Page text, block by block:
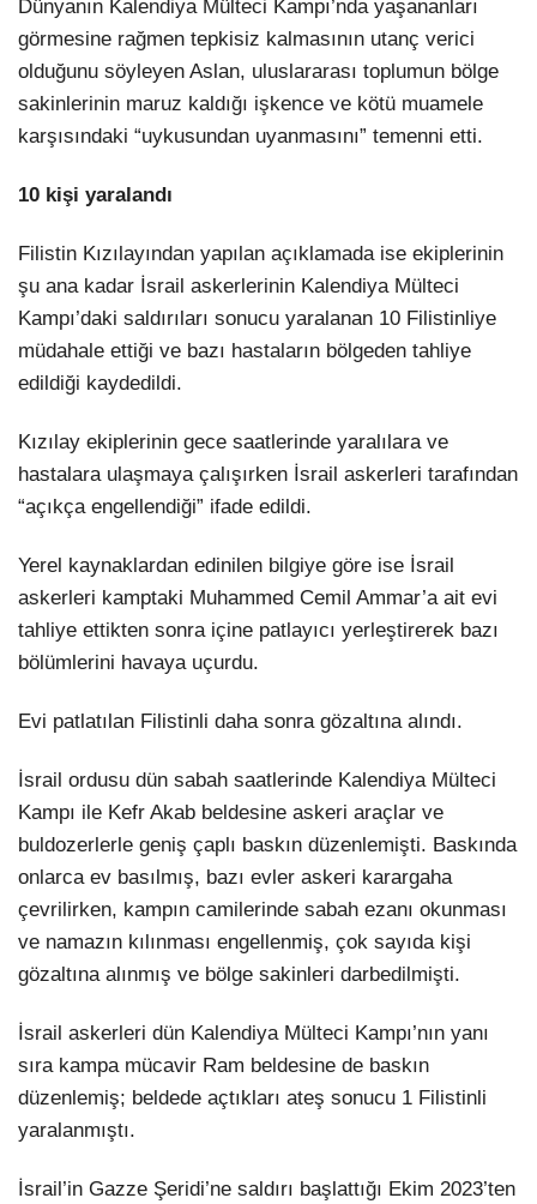
Dünyanın Kalendiya Mülteci Kampı’nda yaşananları
görmesine rağmen tepkisiz kalmasının utanç verici
olduğunu söyleyen Aslan, uluslararası toplumun bölge
sakinlerinin maruz kaldığı işkence ve kötü muamele
karşısındaki “uykusundan uyanmasını” temenni etti.
10 kişi yaralandı
Filistin Kızılayından yapılan açıklamada ise ekiplerinin
şu ana kadar İsrail askerlerinin Kalendiya Mülteci
Kampı’daki saldırıları sonucu yaralanan 10 Filistinliye
müdahale ettiği ve bazı hastaların bölgeden tahliye
edildiği kaydedildi.
Kızılay ekiplerinin gece saatlerinde yaralılara ve
hastalara ulaşmaya çalışırken İsrail askerleri tarafından
“açıkça engellendiği” ifade edildi.
Yerel kaynaklardan edinilen bilgiye göre ise İsrail
askerleri kamptaki Muhammed Cemil Ammar’a ait evi
tahliye ettikten sonra içine patlayıcı yerleştirerek bazı
bölümlerini havaya uçurdu.
Evi patlatılan Filistinli daha sonra gözaltına alındı.
İsrail ordusu dün sabah saatlerinde Kalendiya Mülteci
Kampı ile Kefr Akab beldesine askeri araçlar ve
buldozerlerle geniş çaplı baskın düzenlemişti. Baskında
onlarca ev basılmış, bazı evler askeri karargaha
çevrilirken, kampın camilerinde sabah ezanı okunması
ve namazın kılınması engellenmiş, çok sayıda kişi
gözaltına alınmış ve bölge sakinleri darbedilmişti.
İsrail askerleri dün Kalendiya Mülteci Kampı’nın yanı
sıra kampa mücavir Ram beldesine de baskın
düzenlemiş; beldede açtıkları ateş sonucu 1 Filistinli
yaralanmıştı.
İsrail’in Gazze Şeridi’ne saldırı başlattığı Ekim 2023’ten